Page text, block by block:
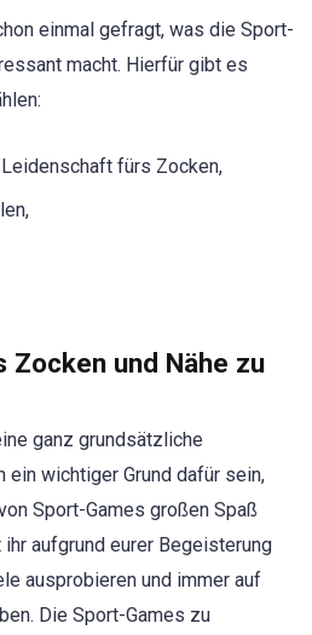
einmal gefragt, was die Sport-
macht. Hierfür gibt es
fürs Zocken,
und Nähe zu
ganz grundsätzliche
wichtiger Grund dafür sein,
Sport-Games großen Spaß
aufgrund eurer Begeisterung
ausprobieren und immer auf
Die Sport-Games zu